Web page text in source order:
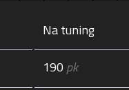
Na tuning
190 pk